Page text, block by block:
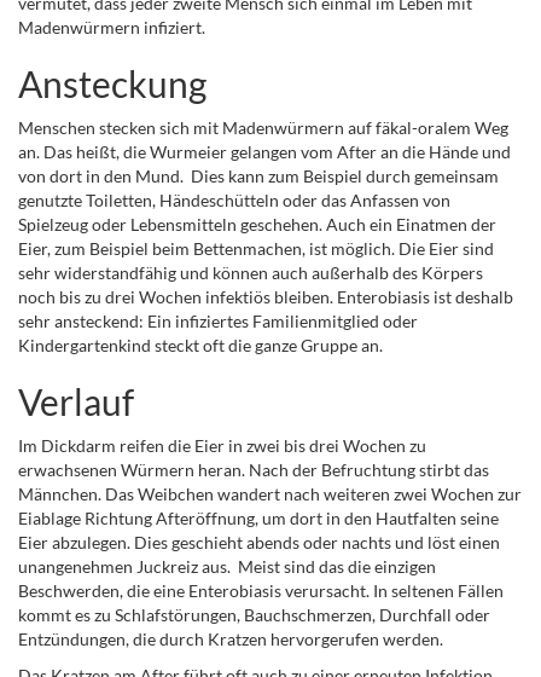
Madenwürmern infiziert.
Ansteckung
Menschen stecken sich mit Madenwürmern auf fäkal-oralem Weg
an. Das heißt, die Wurmeier gelangen vom After an die Hände und
von dort in den Mund. Dies kann zum Beispiel durch gemeinsam
genutzte Toiletten, Händeschütteln oder das Anfassen von
Spielzeug oder Lebensmitteln geschehen. Auch ein Einatmen der
Eier, zum Beispiel beim Bettenmachen, ist möglich. Die Eier sind
sehr widerstandfähig und können auch außerhalb des Körpers
noch bis zu drei Wochen infektiös bleiben. Enterobiasis ist deshalb
sehr ansteckend: Ein infiziertes Familienmitglied oder
Kindergartenkind steckt oft die ganze Gruppe an.
Verlauf
Im Dickdarm reifen die Eier in zwei bis drei Wochen zu
erwachsenen Würmern heran. Nach der Befruchtung stirbt das
Männchen. Das Weibchen wandert nach weiteren zwei Wochen zur
Eiablage Richtung Afteröffnung, um dort in den Hautfalten seine
Eier abzulegen. Dies geschieht abends oder nachts und löst einen
unangenehmen Juckreiz aus. Meist sind das die einzigen
Beschwerden, die eine Enterobiasis verursacht. In seltenen Fällen
kommt es zu Schlafstörungen, Bauchschmerzen, Durchfall oder
Entzündungen, die durch Kratzen hervorgerufen werden.